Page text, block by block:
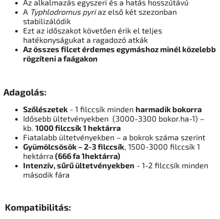
Az alkalmazás egyszeri és a hatás hosszútávú
A Typhlodromus pyriaz első két szezonban
stabilizálódik
Ezt az időszakot követően érik el teljes
hatékonyságukat a ragadozó atkák
Az összes filcet érdemes egymáshoz minél közelebb
rögzíteni a faágakon
Adagolás:
Szőlészetek - 1 filccsík minden harmadik bokorra
Idősebb ültetvényekben (3000-3300 bokor.ha-1) –
kb. 1000 filccsík 1 hektárra
Fiatalabb ültetvényekben – a bokrok száma szerint
Gyümölcsösök – 2-3 filccsík, 1500-3000 filccsík 1
hektárra (666 fa 1hektárra)
Intenzív, sűrű ültetvényekben - 1-2 filccsík minden
második fára
Kompatibilitás: